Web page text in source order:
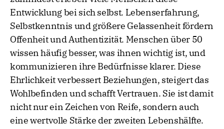
Entwicklung bei sich selbst. Lebenserfahrung,
Selbstkenntnis und größere Gelassenheit fördern
Offenheit und Authentizität. Menschen über 50
wissen häufig besser, was ihnen wichtig ist, und
kommunizieren ihre Bedürfnisse klarer. Diese
Ehrlichkeit verbessert Beziehungen, steigert das
Wohlbefinden und schafft Vertrauen. Sie ist damit
nicht nur ein Zeichen von Reife, sondern auch
eine wertvolle Stärke der zweiten Lebenshälfte.